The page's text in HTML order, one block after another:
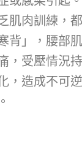
肌肉訓練，
背」，腰部
，受壓情況
，造成不可